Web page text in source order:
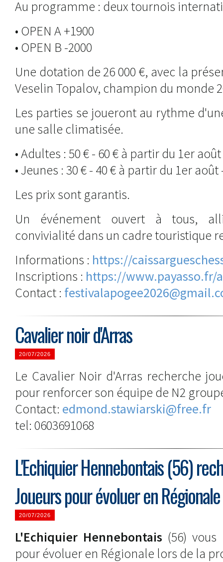
Au programme : deux tournois
• OPEN A +1900
• OPEN B -2000
Une dotation de 26 000 €, avec la
Veselin Topalov, champion du monde
Les parties se joueront au rythme
une salle climatisée.
• Adultes : 50 € - 60 € à partir du 1er
• Jeunes : 30 € - 40 € à partir du 1er
Les prix sont garantis.
Un événement ouvert à tous,
convivialité dans un cadre touristique
Informations : https://
Inscriptions : https://www.payasso.fr/
Contact :
Cavalier noir d'Arras
20/07/2026
Le Cavalier Noir d'Arras recherche
pour renforcer son équipe de N2
Contact: edmond.stawiarski@free.fr
tel: 0603691068
L'Echiquier Hennebontais (56)
Joueurs pour évoluer en Régionale
20/07/2026
L'Echiquier Hennebontais (56)
pour évoluer en Régionale lors de la